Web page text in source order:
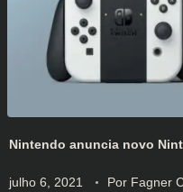
Nintendo anuncia novo
julho 6, 2021 Por Fagner